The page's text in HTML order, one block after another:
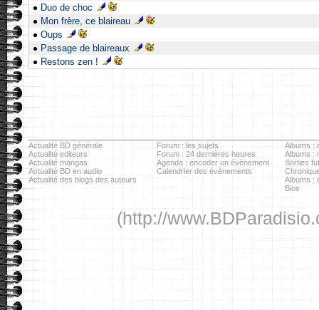
Duo de choc
Mon frère, ce blaireau
Oups
Passage de blaireaux
Restons zen !
Actualité BD générale
Actualité editeurs
Actualité mangas
Actualité BD en audio
Actualité des blogs des auteurs
Forum : les sujets
Forum : 24 dernières heures
Agenda : encoder un évènement
Calendrier des évènements
Albums :
Albums :
Sorties
Albums :
Bios
(http://